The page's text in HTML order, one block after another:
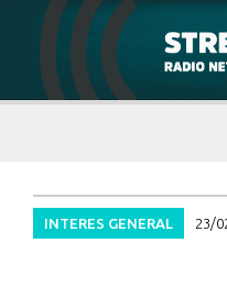
INTERES GENERAL 23/